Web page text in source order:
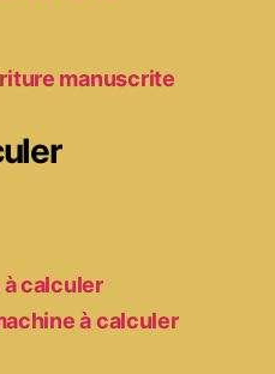
manuscrite
à calculer
à calculer